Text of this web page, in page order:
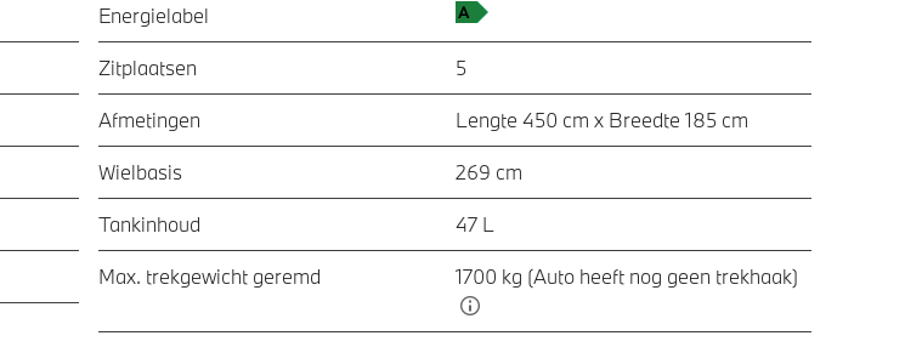
Energielabel
Zitplaatsen 5
Afmetingen Lengte 450 cm x Breedte 185 cm
Wielbasis 269 cm
Tankinhoud 47 L
Max. trekgewicht geremd 1700 kg (Auto heeft nog geen trekhaak)